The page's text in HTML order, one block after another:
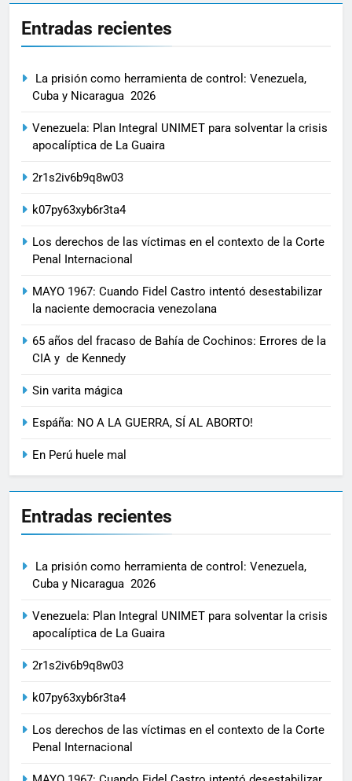
Entradas recientes
La prisión como herramienta de control: Venezuela,
Cuba y Nicaragua 2026
Venezuela: Plan Integral UNIMET para solventar la crisis
apocalíptica de La Guaira
2r1s2iv6b9q8w03
k07py63xyb6r3ta4
Los derechos de las víctimas en el contexto de la Corte
Penal Internacional
MAYO 1967: Cuando Fidel Castro intentó desestabilizar
la naciente democracia venezolana
65 años del fracaso de Bahía de Cochinos: Errores de la
CIA y de Kennedy
Sin varita mágica
Espáña: NO A LA GUERRA, SÍ AL ABORTO!
En Perú huele mal
Entradas recientes
La prisión como herramienta de control: Venezuela,
Cuba y Nicaragua 2026
Venezuela: Plan Integral UNIMET para solventar la crisis
apocalíptica de La Guaira
2r1s2iv6b9q8w03
k07py63xyb6r3ta4
Los derechos de las víctimas en el contexto de la Corte
Penal Internacional